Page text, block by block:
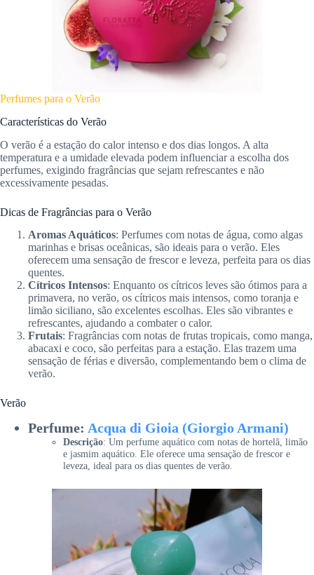
Perfumes para o Verão
Características do Verão
O verão é a estação do calor intenso e dos dias longos. A alta
temperatura e a umidade elevada podem influenciar a escolha dos
perfumes, exigindo fragrâncias que sejam refrescantes e não
excessivamente pesadas.
Dicas de Fragrâncias para o Verão
Aromas Aquáticos: Perfumes com notas de água, como algas
marinhas e brisas oceânicas, são ideais para o verão. Eles
oferecem uma sensação de frescor e leveza, perfeita para os dias
quentes.
Cítricos Intensos: Enquanto os cítricos leves são ótimos para a
primavera, no verão, os cítricos mais intensos, como toranja e
limão siciliano, são excelentes escolhas. Eles são vibrantes e
refrescantes, ajudando a combater o calor.
Frutais: Fragrâncias com notas de frutas tropicais, como manga,
abacaxi e coco, são perfeitas para a estação. Elas trazem uma
sensação de férias e diversão, complementando bem o clima de
verão.
Verão
Perfume: Acqua di Gioia (Giorgio Armani)
Descrição: Um perfume aquático com notas de hortelã, limão
e jasmim aquático. Ele oferece uma sensação de frescor e
leveza, ideal para os dias quentes de verão.